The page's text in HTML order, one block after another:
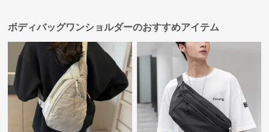
ボディバッグワンショルダーのおすすめアイテム